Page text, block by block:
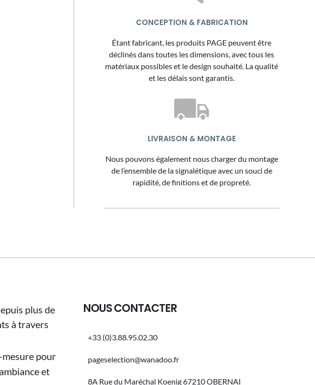
CONCEPTION & FABRICATION
Étant fabricant, les produits PAGE peuvent être
déclinés dans toutes les dimensions, avec tous les
matériaux possibles et le design souhaité. La qualité
et les délais sont garantis.
LIVRAISON & MONTAGE
Nous pouvons également nous charger du montage
de l’ensemble de la signalétique avec un souci de
rapidité, de finitions et de propreté.
plus de
à travers
pour
et
NOUS CONTACTER
+33 (0)3.88.95.02.30
pageselection@wanadoo.fr
8A Rue du Maréchal Koenig 67210 OBERNAI